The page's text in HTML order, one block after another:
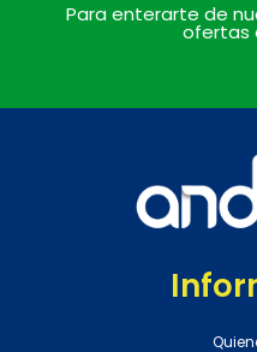
Para enterarte de
ofertas